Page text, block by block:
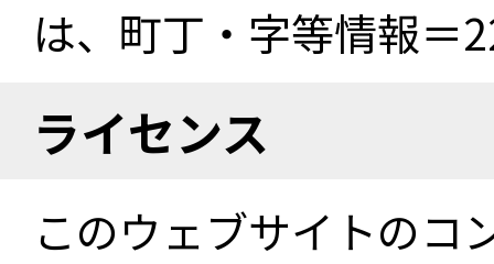
は、町丁・字等情報＝
ライセンス
このウェブサイトのコ